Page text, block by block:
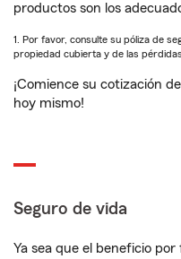
productos son los
1. Por favor, consulte su póliza de
propiedad cubierta y de las
¡Comience su cotización de
hoy mismo!
Seguro de vida
Ya sea que el beneficio